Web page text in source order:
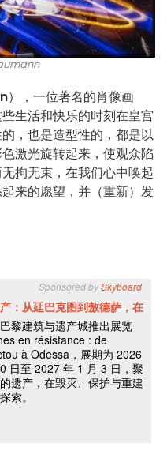
），一位著名的肖像画
生活和快乐的时刻在皇宫
，也是造型性的，都是以
激光旋转起来，使观众陷
拘无束，在我们心中唤起
来的愿望，并（重新）发